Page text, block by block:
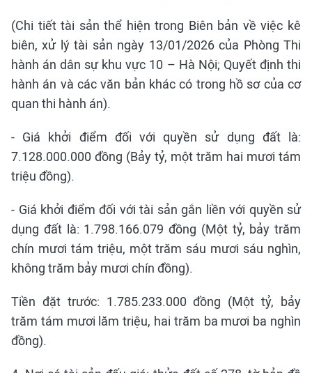
(Chi tiết tài sản thể hiện trong Biên bản về việc kê
biên, xử lý tài sản ngày 13/01/2026 của Phòng Thi
hành án dân sự khu vực 10 – Hà Nội; Quyết định thi
hành án và các văn bản khác có trong hồ sơ của cơ
quan thi hành án).
- Giá khởi điểm đối với quyền sử dụng đất là:
7.128.000.000 đồng (Bảy tỷ, một trăm hai mươi tám
triệu đồng).
- Giá khởi điểm đối với tài sản gắn liền với quyền sử
dụng đất là: 1.798.166.079 đồng (Một tỷ, bảy trăm
chín mươi tám triệu, một trăm sáu mươi sáu nghìn,
không trăm bảy mươi chín đồng).
Tiền đặt trước: 1.785.233.000 đồng (Một tỷ, bảy
trăm tám mươi lăm triệu, hai trăm ba mươi ba nghìn
đồng).